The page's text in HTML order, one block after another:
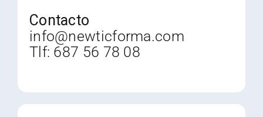
Contacto
info@newticforma.com
Tlf: 687 56 78 08